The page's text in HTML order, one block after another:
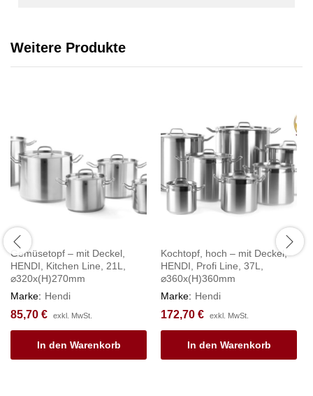
Weitere Produkte
Gemüsetopf – mit Deckel,
HENDI, Kitchen Line, 21L,
⌀320x(H)270mm
Marke: Hendi
85,70 € exkl. MwSt.
In den Warenkorb
Kochtopf, hoch – mit Deckel,
HENDI, Profi Line, 37L,
⌀360x(H)360mm
Marke: Hendi
172,70 € exkl. MwSt.
In den Warenkorb